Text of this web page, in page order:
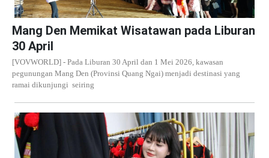
Mang Den Memikat Wisatawan pada Liburan
30 April
[VOVWORLD] - Pada Liburan 30 April dan 1 Mei 2026, kawasan
pegunungan Mang Den (Provinsi Quang Ngai) menjadi destinasi yang
ramai dikunjungi seiring